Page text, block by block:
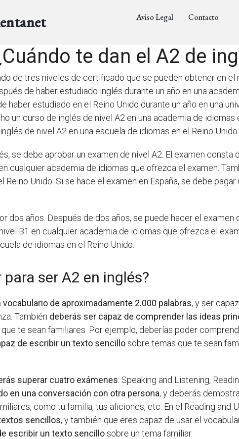
Aviso Legal Contacto
te dan el A2 de
de tres niveles de certificado que se pueden obtener en
de haber estudiado inglés durante un año en una
haber estudiado en el Reino Unido durante un año en una
un curso de inglés de nivel A2 en una academia de idiomas
de nivel A2 en una escuela de idiomas en el Reino Unido.
se debe aprobar un examen de nivel A2. El examen
cualquier academia de idiomas que ofrezca el examen.
Unido. Si se hace el examen en España, se debe
dos años. Después de dos años, se puede hacer el
B1 en cualquier academia de idiomas que ofrezca el
de idiomas en el Reino Unido.
ser A2 en inglés?
de aproximadamente 2.000 palabras, y ser
También deberás ser capaz de comprender las ideas
te sean familiares. Por ejemplo, deberías poder
de escribir un texto sencillosobre temas que te sean
superar cuatro exámenes: Speaking and Listening,
en una conversación con otra persona, y deberás
como tu familia, tus aficiones, etc. En el Reading and
sencillos, y también que eres capaz de usar el
escribir un texto sencillosobre un tema familiar.